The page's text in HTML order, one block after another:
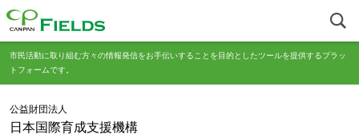
市民活動に取り組む方々の情報発信をお手伝いすることを目的としたツールを提供するプラッ
トフォームです。
公益財団法人
日本国際育成支援機構